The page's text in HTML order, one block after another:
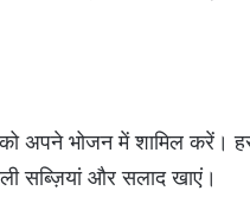
अपने भोजन में शामिल करें।
सब्ज़ियां और सलाद खाएं।